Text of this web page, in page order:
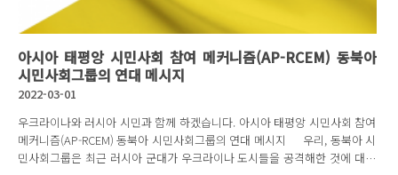
아시아 태평앙 시민사회 참여 메커니즘(AP-RCEM) 동북아
시민사회그룹의 연대 메시지
2022-03-01
우크라이나와 러시아 시민과 함께 하겠습니다. 아시아 태평앙 시민사회 참여
메커니즘(AP-RCEM) 동북아 시민사회그룹의 연대 메시지 우리, 동북아 시
민사회그룹은 최근 러시아 군대가 우크라이나 도시들을 공격해한 것에 대해